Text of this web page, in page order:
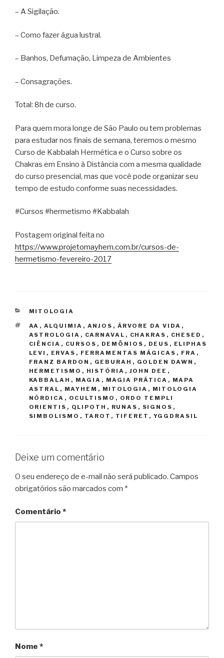
– A Sigilação.
– Como fazer água lustral.
– Banhos, Defumação, Limpeza de Ambientes
– Consagrações.
Total: 8h de curso.
Para quem mora longe de São Paulo ou tem problemas
para estudar nos finais de semana, teremos o mesmo
Curso de Kabbalah Hermética e o Curso sobre os
Chakras em Ensino à Distância com a mesma qualidade
do curso presencial, mas que você pode organizar seu
tempo de estudo conforme suas necessidades.
#Cursos #hermetismo #Kabbalah
Postagem original feita no
https://www.projetomayhem.com.br/cursos-de-
hermetismo-fevereiro-2017
CATEGORIAS
MITOLOGIA
TAGS
AA , ALQUIMIA , ANJOS , ÁRVORE DA VIDA ,
ASTROLOGIA , CARNAVAL , CHAKRAS , CHESED ,
CIÊNCIA , CURSOS , DEMÔNIOS , DEUS , ELIPHAS
LEVI , ERVAS , FERRAMENTAS MÁGICAS , FRA ,
FRANZ BARDON , GEBURAH , GOLDEN DAWN ,
HERMETISMO , HISTÓRIA , JOHN DEE ,
KABBALAH , MAGIA , MAGIA PRÁTICA , MAPA
ASTRAL , MAYHEM , MITOLOGIA , MITOLOGIA
NÓRDICA , OCULTISMO , ORDO TEMPLI
ORIENTIS , QLIPOTH , RUNAS , SIGNOS ,
SIMBOLISMO , TAROT , TIFERET , YGGDRASIL
Deixe um comentário
O seu endereço de e-mail não será publicado. Campos
obrigatórios são marcados com *
Comentário *
Nome *